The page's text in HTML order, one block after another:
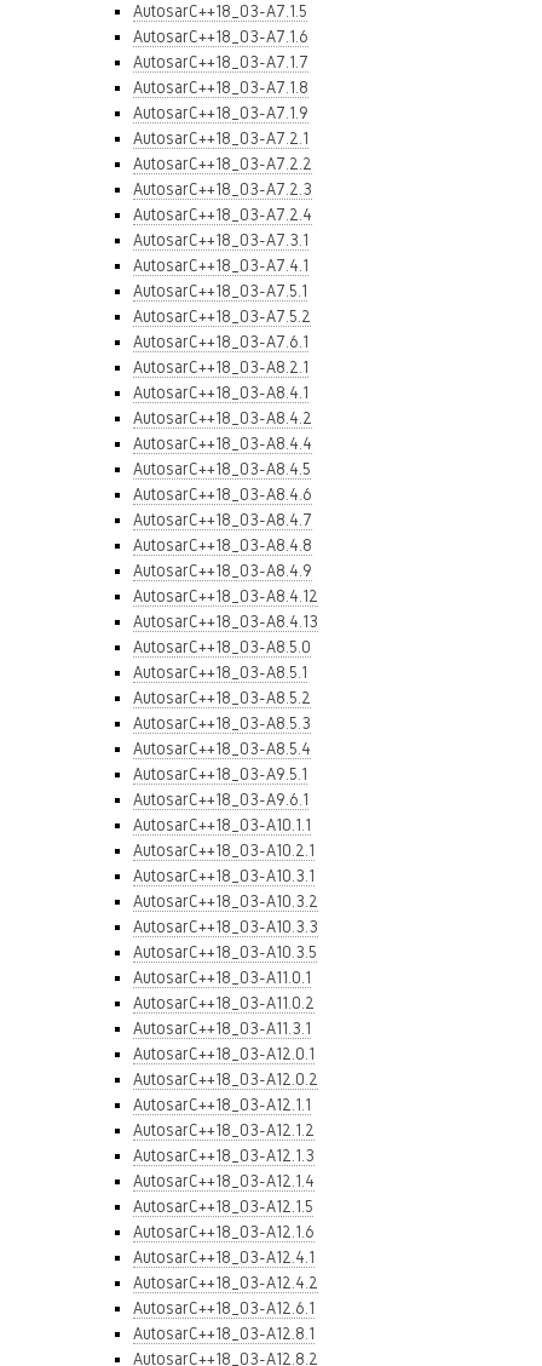
AutosarC++18_03-A7.1.5
AutosarC++18_03-A7.1.6
AutosarC++18_03-A7.1.7
AutosarC++18_03-A7.1.8
AutosarC++18_03-A7.1.9
AutosarC++18_03-A7.2.1
AutosarC++18_03-A7.2.2
AutosarC++18_03-A7.2.3
AutosarC++18_03-A7.2.4
AutosarC++18_03-A7.3.1
AutosarC++18_03-A7.4.1
AutosarC++18_03-A7.5.1
AutosarC++18_03-A7.5.2
AutosarC++18_03-A7.6.1
AutosarC++18_03-A8.2.1
AutosarC++18_03-A8.4.1
AutosarC++18_03-A8.4.2
AutosarC++18_03-A8.4.4
AutosarC++18_03-A8.4.5
AutosarC++18_03-A8.4.6
AutosarC++18_03-A8.4.7
AutosarC++18_03-A8.4.8
AutosarC++18_03-A8.4.9
AutosarC++18_03-A8.4.12
AutosarC++18_03-A8.4.13
AutosarC++18_03-A8.5.0
AutosarC++18_03-A8.5.1
AutosarC++18_03-A8.5.2
AutosarC++18_03-A8.5.3
AutosarC++18_03-A8.5.4
AutosarC++18_03-A9.5.1
AutosarC++18_03-A9.6.1
AutosarC++18_03-A10.1.1
AutosarC++18_03-A10.2.1
AutosarC++18_03-A10.3.1
AutosarC++18_03-A10.3.2
AutosarC++18_03-A10.3.3
AutosarC++18_03-A10.3.5
AutosarC++18_03-A11.0.1
AutosarC++18_03-A11.0.2
AutosarC++18_03-A11.3.1
AutosarC++18_03-A12.0.1
AutosarC++18_03-A12.0.2
AutosarC++18_03-A12.1.1
AutosarC++18_03-A12.1.2
AutosarC++18_03-A12.1.3
AutosarC++18_03-A12.1.4
AutosarC++18_03-A12.1.5
AutosarC++18_03-A12.1.6
AutosarC++18_03-A12.4.1
AutosarC++18_03-A12.4.2
AutosarC++18_03-A12.6.1
AutosarC++18_03-A12.8.1
AutosarC++18_03-A12.8.2